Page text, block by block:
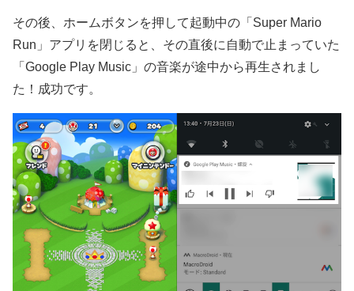
その後、ホームボタンを押して起動中の「Super Mario
Run」アプリを閉じると、その直後に自動で止まっていた
「Google Play Music」の音楽が途中から再生されまし
た！成功です。